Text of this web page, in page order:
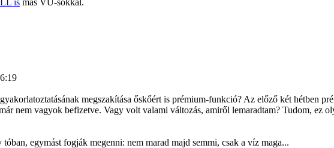
is más VÚ-sokkal.
megszakítása őskőért is prémium-funkció? Az előző két hétben
nem vagyok befizetve. Vagy volt valami változás, amiről lemaradtam? Tudom, ez
egymást fogják megenni: nem marad majd semmi, csak a víz maga...